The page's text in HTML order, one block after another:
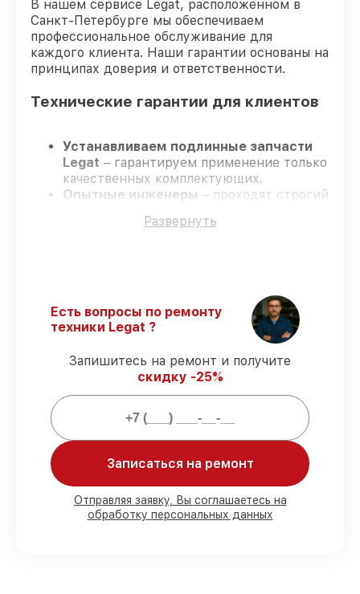
В нашем сервисе Legat, расположенном в
Санкт-Петербурге мы обеспечиваем
профессиональное обслуживание для
каждого клиента. Наши гарантии основаны на
принципах доверия и ответственности.
Технические гарантии для клиентов
Устанавливаем подлинные запчасти
Legat – гарантируем применение только
качественных комплектующих.
Опытные инженеры – проходят строгий
выполняемых работ.
Официальная гарантия
– все работы и
запчасти защищены сервисной
Мы гарантируем:
заказов выполняем с возможностью
личного присутствия владельца
деталей Legat готовы к установке в
Санкт-Петербурге, остальные поступают
оперативно
Фирменные детали Legat и
Развернуть
Есть вопросы по ремонту
техники Legat ?
Запишитесь на ремонт и получите
скидку -25%
Записаться на ремонт
Отправляя заявку, Вы соглашаетесь на
обработку персональных данных